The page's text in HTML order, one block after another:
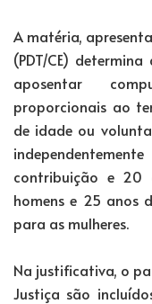
A matéria,
(PDT/CE)
aposentar
proporcionais ao
de idade ou
contribuição e 20
homens e 25 anos
para as mulheres.
Na justificativa, o
Justiça são